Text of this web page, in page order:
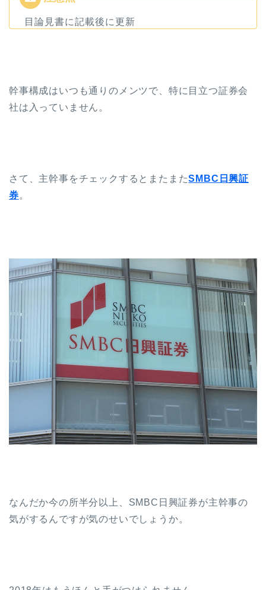
目論見書に記載後に更新
幹事構成はいつも通りのメンツで、特に目立つ証券会
社は入っていません。
さて、主幹事をチェックするとまたまたSMBC日興証
券。
なんだか今の所半分以上、SMBC日興証券が主幹事の
気がするんですが気のせいでしょうか。